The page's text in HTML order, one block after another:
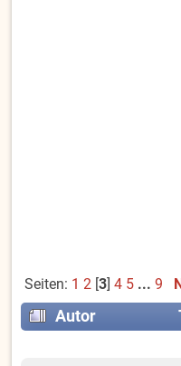
Seiten: 1 2[3] 4 5 ... 9
Autor